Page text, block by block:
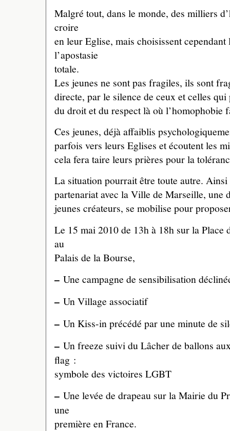
Malgré tout, dans le monde, des milliers
croire
en leur Eglise, mais choisissent
l’apostasie
totale.
Les jeunes ne sont pas fragiles, ils sont
directe, par le silence de ceux et celles
du droit et du respect là où l’homophobie
Ces jeunes, déjà affaiblis
parfois vers leurs Eglises et écoutent les
cela fera taire leurs prières pour la
La situation pourrait être toute autre.
partenariat avec la Ville de Marseille, une
jeunes créateurs, se mobilise pour
Le 15 mai 2010 de 13h à 18h sur la Place
au
Palais de la Bourse,
– Une campagne de sensibilisation
– Un Village associatif
– Un Kiss-in précédé par une minute de
– Un freeze suivi du Lâcher de ballons
flag :
symbole des victoires LGBT
– Une levée de drapeau sur la Mairie du
une
première en France.